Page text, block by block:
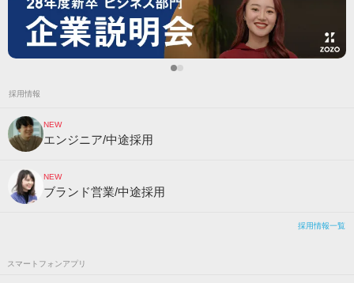
採用情報
NEW
エンジニア/中途採用
NEW
ブランド営業/中途採用
採用情報一覧
スマートフォンアプリ